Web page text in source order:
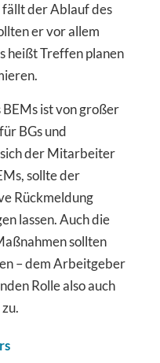
der Ablauf des
er vor allem
heißt Treffen planen
ist von großer
BGs und
der Mitarbeiter
sollte der
Rückmeldung
lassen. Auch die
sollten
– dem Arbeitgeber
Rolle also auch